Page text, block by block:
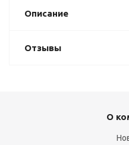
Описание
Отзывы
О